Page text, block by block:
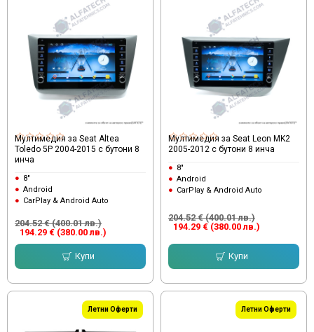
Мултимедия за Seat Altea
Toledo 5P 2004-2015 с бутони 8
инча
8"
Android
CarPlay & Android Auto
194.29 € (380.00 лв.)
204.52 € (400.01 лв.)
Купи
Мултимедия за Seat Leon MK2
2005-2012 с бутони 8 инча
8"
Android
CarPlay & Android Auto
194.29 € (380.00 лв.)
204.52 € (400.01 лв.)
Купи
Летни Оферти Летни Оферти